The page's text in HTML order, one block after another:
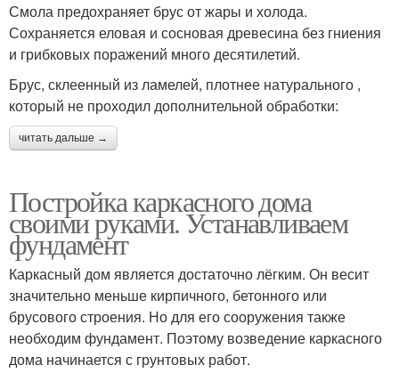
Смола предохраняет брус от жары и холода.
Сохраняется еловая и сосновая древесина без гниения
и грибковых поражений много десятилетий.
Брус, склеенный из ламелей, плотнее натурального ,
который не проходил дополнительной обработки:
читать дальше →
Постройка каркасного дома
своими руками. Устанавливаем
фундамент
Каркасный дом является достаточно лёгким. Он весит
значительно меньше кирпичного, бетонного или
брусового строения. Но для его сооружения также
необходим фундамент. Поэтому возведение каркасного
дома начинается с грунтовых работ.